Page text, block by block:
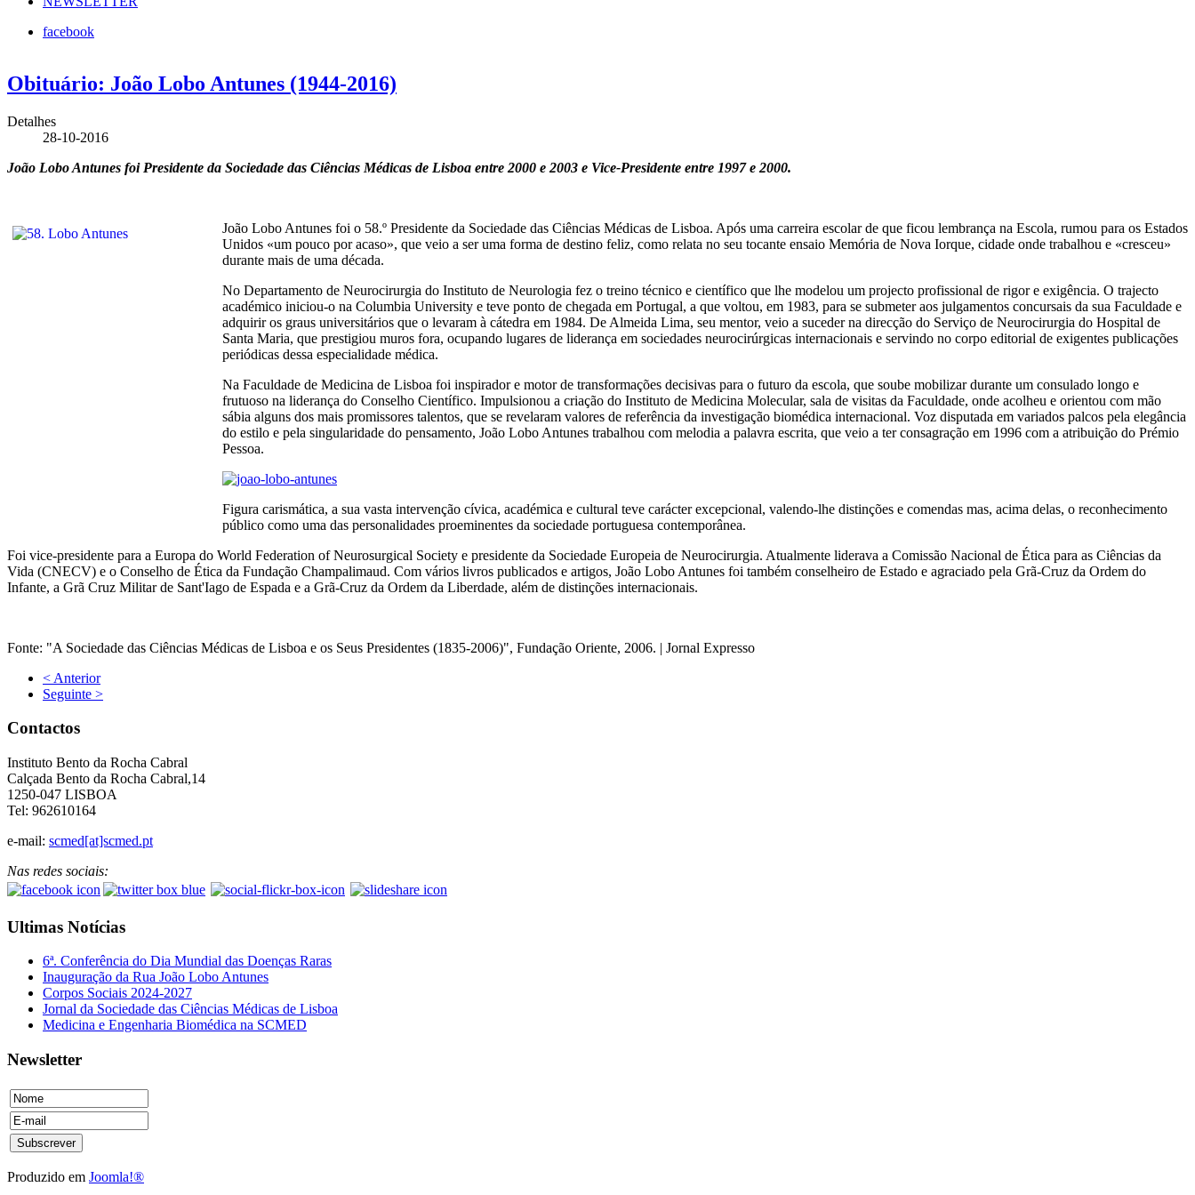
facebook
Obituário: João Lobo Antunes (1944-2016)
Detalhes
28-10-2016
João Lobo Antunes foi Presidente da Sociedade das Ciências Médicas de Lisboa entre 2000 e 2003 e Vice-Presidente entre 1997 e 2000.
João Lobo Antunes foi o 58.º Presidente da Sociedade das Ciências Médicas de Lisboa. Após uma carreira escolar de que ficou lembrança na Escola, rumou para os Estados
Unidos «um pouco por acaso», que veio a ser uma forma de destino feliz, como relata no seu tocante ensaio Memória de Nova Iorque, cidade onde trabalhou e «cresceu»
durante mais de uma década.
No Departamento de Neurocirurgia do Instituto de Neurologia fez o treino técnico e científico que lhe modelou um projecto profissional de rigor e exigência. O trajecto
académico iniciou-o na Columbia University e teve ponto de chegada em Portugal, a que voltou, em 1983, para se submeter aos julgamentos concursais da sua Faculdade e
adquirir os graus universitários que o levaram à cátedra em 1984. De Almeida Lima, seu mentor, veio a suceder na direcção do Serviço de Neurocirurgia do Hospital de
Santa Maria, que prestigiou muros fora, ocupando lugares de liderança em sociedades neurocirúrgicas internacionais e servindo no corpo editorial de exigentes publicações
periódicas dessa especialidade médica.
Na Faculdade de Medicina de Lisboa foi inspirador e motor de transformações decisivas para o futuro da escola, que soube mobilizar durante um consulado longo e
frutuoso na liderança do Conselho Científico. Impulsionou a criação do Instituto de Medicina Molecular, sala de visitas da Faculdade, onde acolheu e orientou com mão
sábia alguns dos mais promissores talentos, que se revelaram valores de referência da investigação biomédica internacional. Voz disputada em variados palcos pela elegância
do estilo e pela singularidade do pensamento, João Lobo Antunes trabalhou com melodia a palavra escrita, que veio a ter consagração em 1996 com a atribuição do Prémio
Pessoa.
Figura carismática, a sua vasta intervenção cívica, académica e cultural teve carácter excepcional, valendo-lhe distinções e comendas mas, acima delas, o reconhecimento
público como uma das personalidades proeminentes da sociedade portuguesa contemporânea.
Foi vice-presidente para a Europa do World Federation of Neurosurgical Society e presidente da Sociedade Europeia de Neurocirurgia. Atualmente liderava a Comissão Nacional de Ética para as Ciências da
Vida (CNECV) e o Conselho de Ética da Fundação Champalimaud. Com vários livros publicados e artigos, João Lobo Antunes foi também conselheiro de Estado e agraciado pela Grã-Cruz da Ordem do
Infante, a Grã Cruz Militar de Sant'Iago de Espada e a Grã-Cruz da Ordem da Liberdade, além de distinções internacionais.
Fonte: "A Sociedade das Ciências Médicas de Lisboa e os Seus Presidentes (1835-2006)", Fundação Oriente, 2006. | Jornal Expresso
< Anterior
Seguinte >
Contactos
Instituto Bento da Rocha Cabral
Calçada Bento da Rocha Cabral,14
1250-047 LISBOA
Tel: 962610164
e-mail: scmed[at]scmed.pt
Nas redes sociais:
Ultimas Notícias
6ª. Conferência do Dia Mundial das Doenças Raras
Inauguração da Rua João Lobo Antunes
Corpos Sociais 2024-2027
Jornal da Sociedade das Ciências Médicas de Lisboa
Medicina e Engenharia Biomédica na SCMED
Newsletter
Produzido em Joomla!®